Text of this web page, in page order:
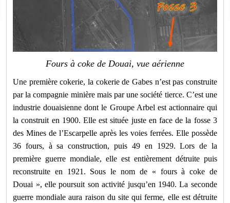
Fours à coke de Douai, vue aérienne
Une première cokerie, la cokerie de Gabes n’est pas construite
par la compagnie minière mais par une société tierce. C’est une
industrie douaisienne dont le Groupe Arbel est actionnaire qui
la construit en 1900. Elle est située juste en face de la fosse 3
des Mines de l’Escarpelle après les voies ferrées. Elle possède
36 fours, à sa construction, puis 49 en 1929. Lors de la
première guerre mondiale, elle est entièrement détruite puis
reconstruite en 1921. Sous le nom de « fours à coke de
Douai », elle poursuit son activité jusqu’en 1940. La seconde
guerre mondiale aura raison du site qui ferme, elle est détruite